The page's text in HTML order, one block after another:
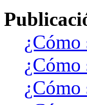
¿Cómo
¿Cómo
¿Cómo